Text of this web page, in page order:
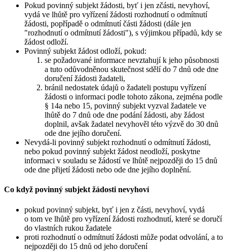
Pokud povinný subjekt žádosti, byť i jen zčásti, nevyhoví,
vydá ve lhůtě pro vyřízení žádosti rozhodnutí o odmítnutí
žádosti, popřípadě o odmítnutí části žádosti (dále jen
"rozhodnutí o odmítnutí žádosti"), s výjimkou případů, kdy se
žádost odloží.
Povinný subjekt žádost odloží, pokud:
se požadované informace nevztahují k jeho působnosti
a tuto odůvodněnou skutečnost sdělí do 7 dnů ode dne
doručení žádosti žadateli,
bránil nedostatek údajů o žadateli postupu vyřízení
žádosti o informaci podle tohoto zákona, zejména podle
§ 14a nebo 15, povinný subjekt vyzval žadatele ve
lhůtě do 7 dnů ode dne podání žádosti, aby žádost
doplnil, avšak žadatel nevyhověl této výzvě do 30 dnů
ode dne jejího doručení.
Nevydá-li povinný subjekt rozhodnutí o odmítnutí žádosti,
nebo pokud povinný subjekt žádost neodloží, poskytne
informaci v souladu se žádostí ve lhůtě nejpozději do 15 dnů
ode dne přijetí žádosti nebo ode dne jejího doplnění.
Co když povinný subjekt žádosti nevyhoví
pokud povinný subjekt, byť i jen z části, nevyhoví, vydá
o tom ve lhůtě pro vyřízení žádosti rozhodnutí, které se doručí
do vlastních rukou žadatele
proti rozhodnutí o odmítnutí žádosti může podat odvolání, a to
nejpozději do 15 dnů od jeho doručení